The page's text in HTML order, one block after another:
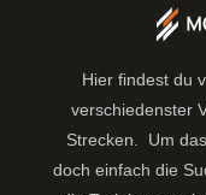
Hier findest du
verschiedenster
Strecken. Um
doch einfach die